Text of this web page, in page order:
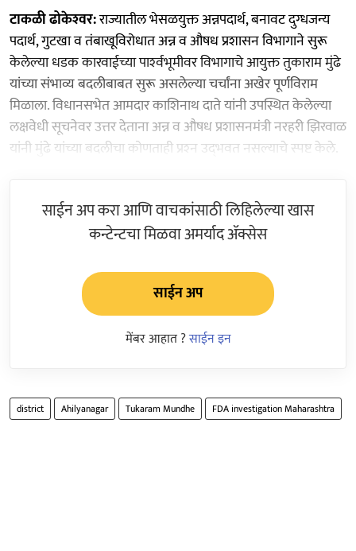
टाकळी ढोकेश्‍वर:राज्यातील भेसळयुक्त अन्नपदार्थ, बनावट दुग्धजन्य
पदार्थ, गुटखा व तंबाखूविरोधात अन्न व औषध प्रशासन विभागाने सुरू
केलेल्या धडक कारवाईच्या पार्श्‍वभूमीवर विभागाचे आयुक्त तुकाराम मुंढे
यांच्या संभाव्य बदलीबाबत सुरू असलेल्या चर्चांना अखेर पूर्णविराम
मिळाला. विधानसभेत आमदार काशिनाथ दाते यांनी उपस्थित केलेल्या
लक्षवेधी सूचनेवर उत्तर देताना अन्न व औषध प्रशासनमंत्री नरहरी झिरवाळ
यांनी मुंढे यांच्या बदलीचा कोणताही प्रश्‍न उद्‍भवत नसल्याचे स्पष्ट केले.
साईन अप करा आणि वाचकांसाठी लिहिलेल्या खास
कन्टेन्टचा मिळवा अमर्याद ॲक्सेस
साईन अप
मेंबर आहात ?साईन इन
district Ahilyanagar Tukaram Mundhe FDA investigation Maharashtra